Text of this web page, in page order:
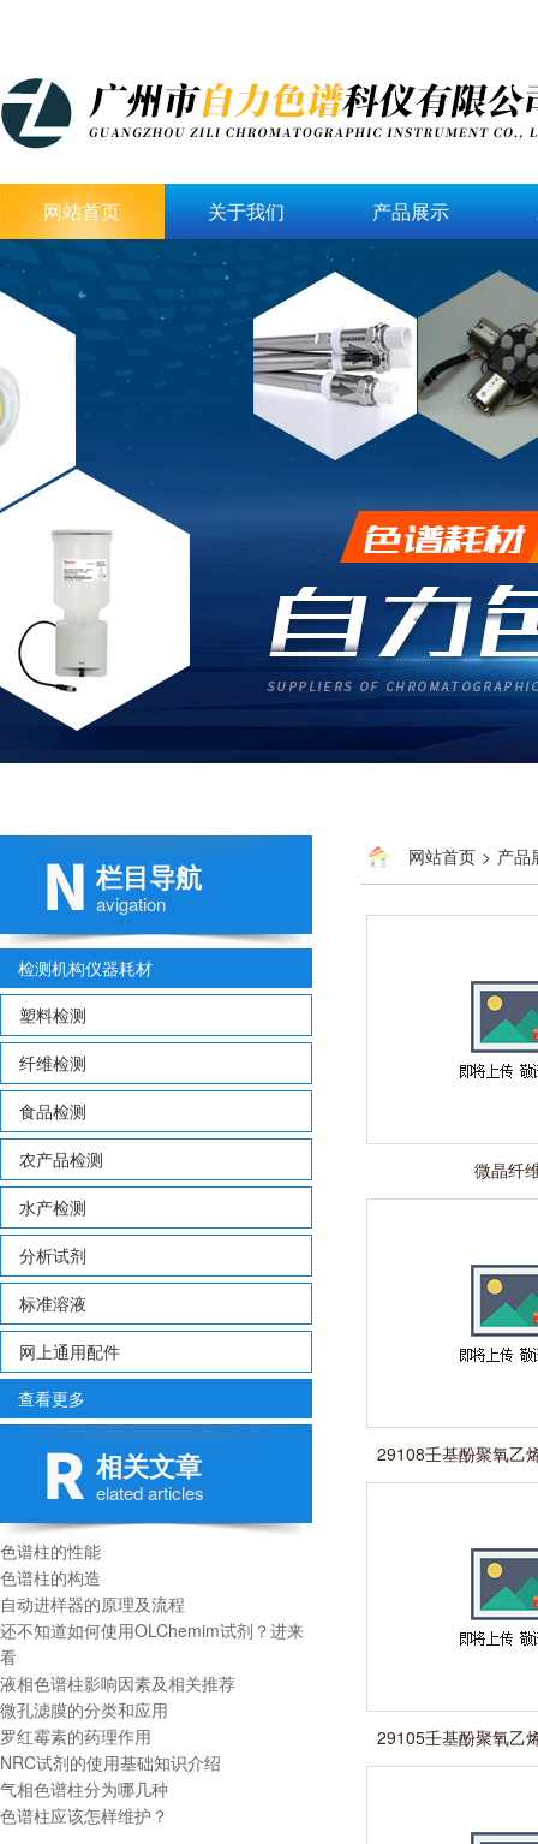
网站首页 关于我们 产品展示
栏目导航
avigation
检测机构仪器耗材
塑料检测
纤维检测
食品检测
农产品检测
水产检测
分析试剂
标准溶液
网上通用配件
查看更多
相关文章
elated articles
色谱柱的性能
色谱柱的构造
自动进样器的原理及流程
还不知道如何使用OLChemim试剂？进来
看
液相色谱柱影响因素及相关推荐
微孔滤膜的分类和应用
罗红霉素的药理作用
NRC试剂的使用基础知识介绍
气相色谱柱分为哪几种
色谱柱应该怎样维护？
网站首页 > 产品
微晶纤
29108壬基酚聚氧乙
n=14
29105壬基酚聚氧乙
n=9-